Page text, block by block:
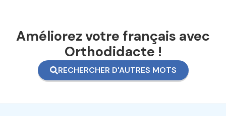
Améliorez votre français avec
Orthodidacte !
RECHERCHER D'AUTRES MOTS